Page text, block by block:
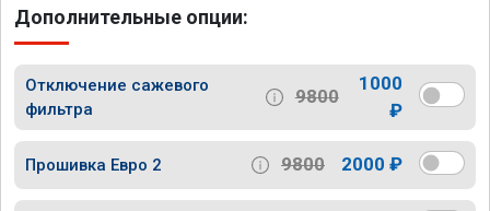
Дополнительные опции:
Отключение сажевого
фильтра
9800
1000
₽
Прошивка Евро 2 9800 2000 ₽